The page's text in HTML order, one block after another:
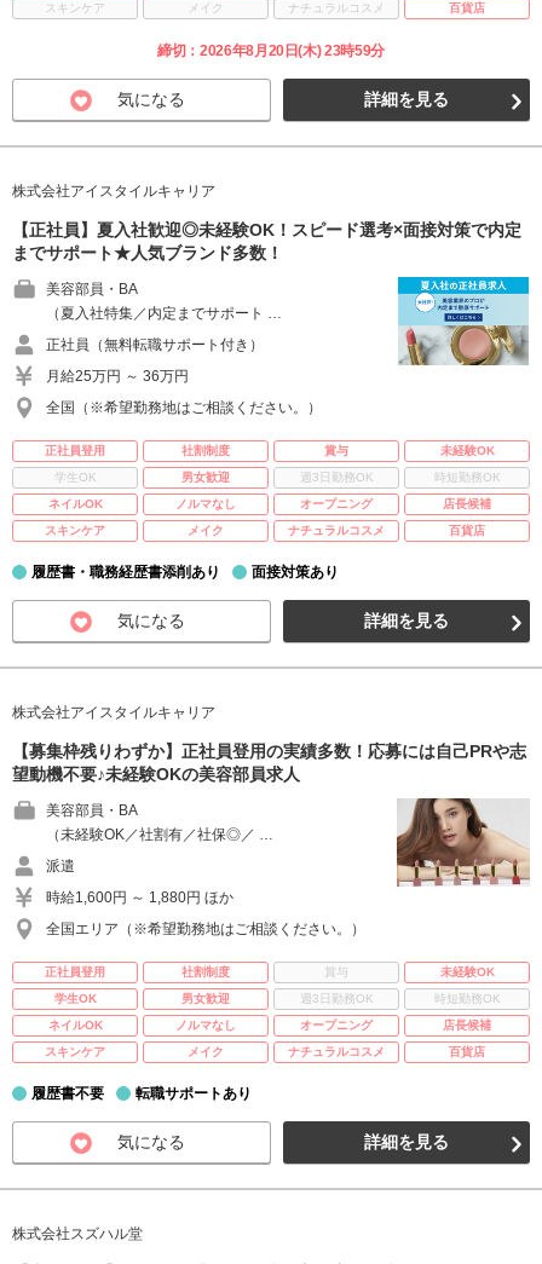
スキンケア
メイク ナチュラルコスメ 百貨店
締切：2026年8月20日(木) 23時59分
気になる 詳細を見る
株式会社アイスタイルキャリア
【正社員】夏入社歓迎◎未経験OK！スピード選考×面接対策で内定
までサポート★人気ブランド多数！
美容部員・BA
（夏入社特集／内定までサポート …
正社員（無料転職サポート付き）
月給25万円 ～ 36万円
全国（※希望勤務地はご相談ください。）
正社員登用 社割制度 賞与
未経験OK
学生OK
男女歓迎 週3日勤務OK
時短勤務OK
ネイルOK
ノルマなし オープニング
店長候補
スキンケア
メイク ナチュラルコスメ 百貨店
履歴書・職務経歴書添削あり 面接対策あり
気になる 詳細を見る
株式会社アイスタイルキャリア
【募集枠残りわずか】正社員登用の実績多数！応募には自己PRや志
望動機不要♪未経験OKの美容部員求人
美容部員・BA
（未経験OK／社割有／社保◎／ …
派遣
時給1,600円 ～ 1,880円 ほか
全国エリア（※希望勤務地はご相談ください。）
正社員登用 社割制度 賞与
未経験OK
学生OK
男女歓迎 週3日勤務OK
時短勤務OK
ネイルOK
ノルマなし オープニング
店長候補
スキンケア
メイク ナチュラルコスメ 百貨店
履歴書不要 転職サポートあり
気になる 詳細を見る
株式会社スズハル堂